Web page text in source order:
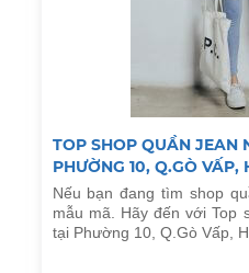
TOP SHOP QUẦN JEAN
PHƯỜNG 10, Q.GÒ VẤP,
Nếu bạn đang tìm shop
mẫu mã. Hãy đến với Top
tại Phường 10, Q.Gò Vấp,